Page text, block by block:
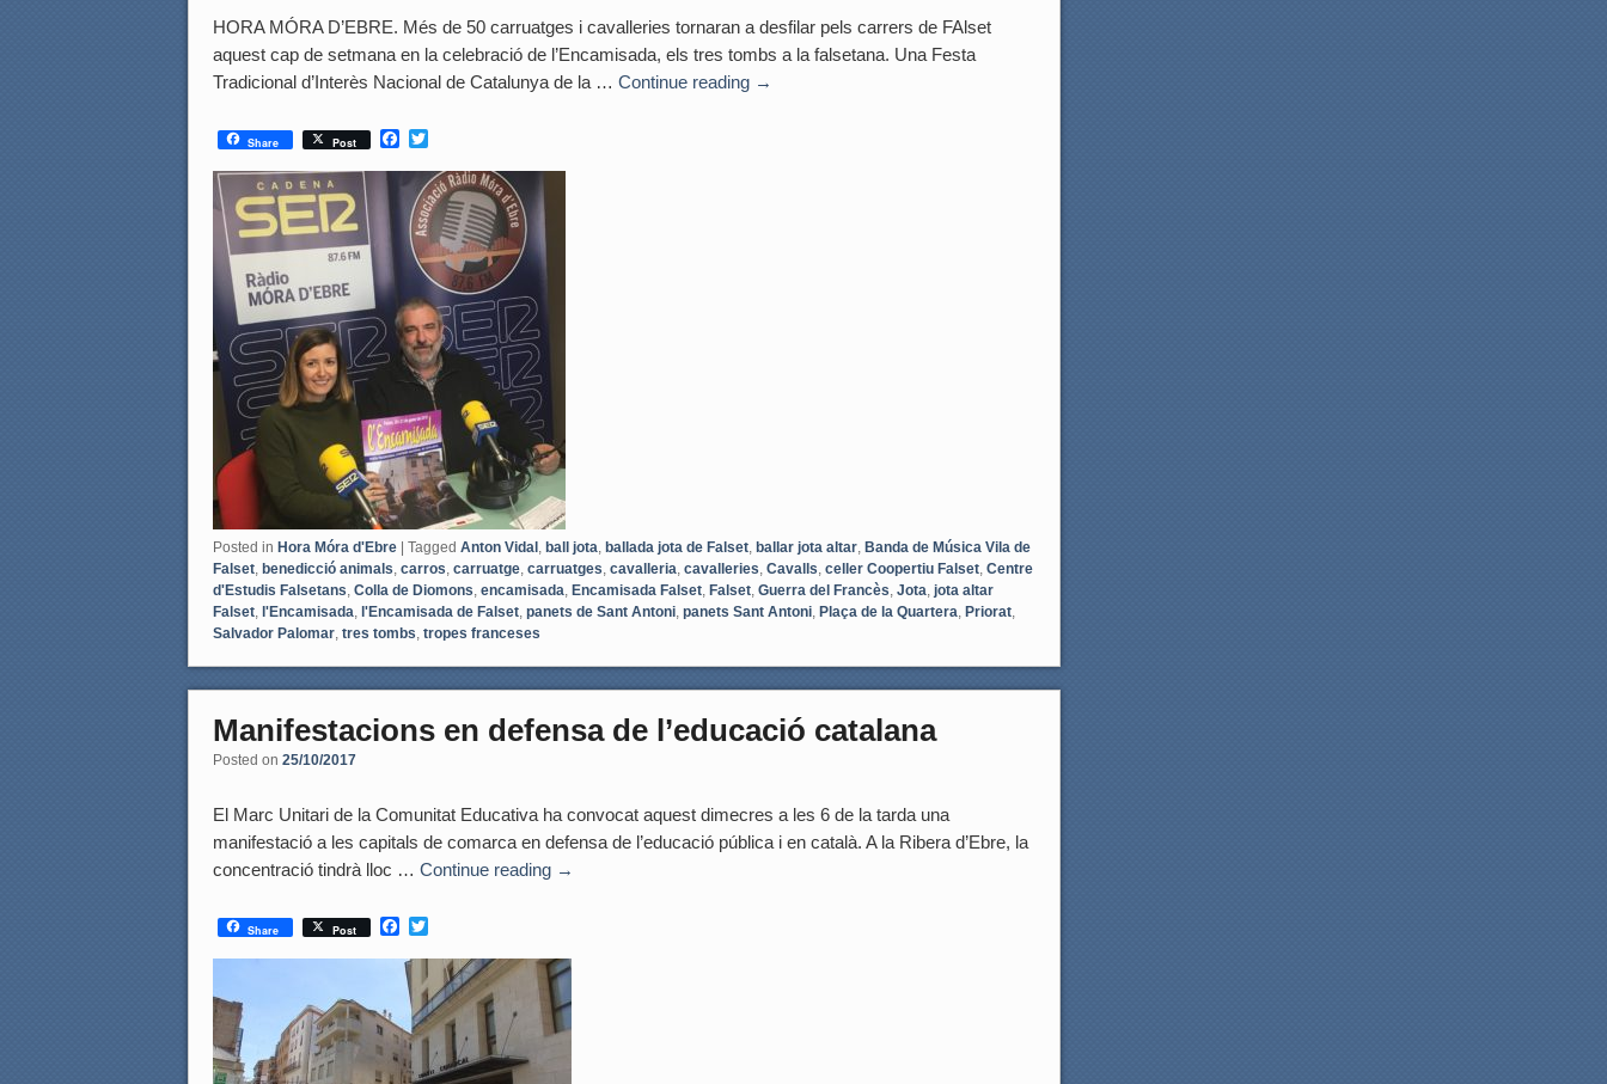
HORA MÓRA D’EBRE. Més de 50 carruatges i cavalleries tornaran a desfilar pels carrers de FAlset
aquest cap de setmana en la celebració de l’Encamisada, els tres tombs a la falsetana. Una Festa
Tradicional d’Interès Nacional de Catalunya de la … Continue reading →
Share Post
F
c
o
i
t
t
r
Posted in Hora Móra d'Ebre Tagged Anton Vidal , ball jota, ballada jota de Falset, ballar jota altar, Banda de Música Vila de
Falset, benedicció animals, carros, carruatge, carruatges, cavalleria, cavalleries, Cavalls, celler Coopertiu Falset, Centre
d'Estudis Falsetans, Colla de Diomons, encamisada, Encamisada Falset, Falset, Guerra del Francès, Jota, jota altar
Falset, l'Encamisada, l'Encamisada de Falset, panets de Sant Antoni, panets Sant Antoni, Plaça de la Quartera, Priorat,
Salvador Palomar, tres tombs, tropes franceses
Manifestacions en defensa de l’educació catalana
Posted on 25/10/2017
El Marc Unitari de la Comunitat Educativa ha convocat aquest dimecres a les 6 de la tarda una
manifestació a les capitals de comarca en defensa de l’educació pública i en català. A la Ribera d’Ebre, la
concentració tindrà lloc … Continue reading →
Share Post
F
c
e
b
o
o
k
i
t
e
r